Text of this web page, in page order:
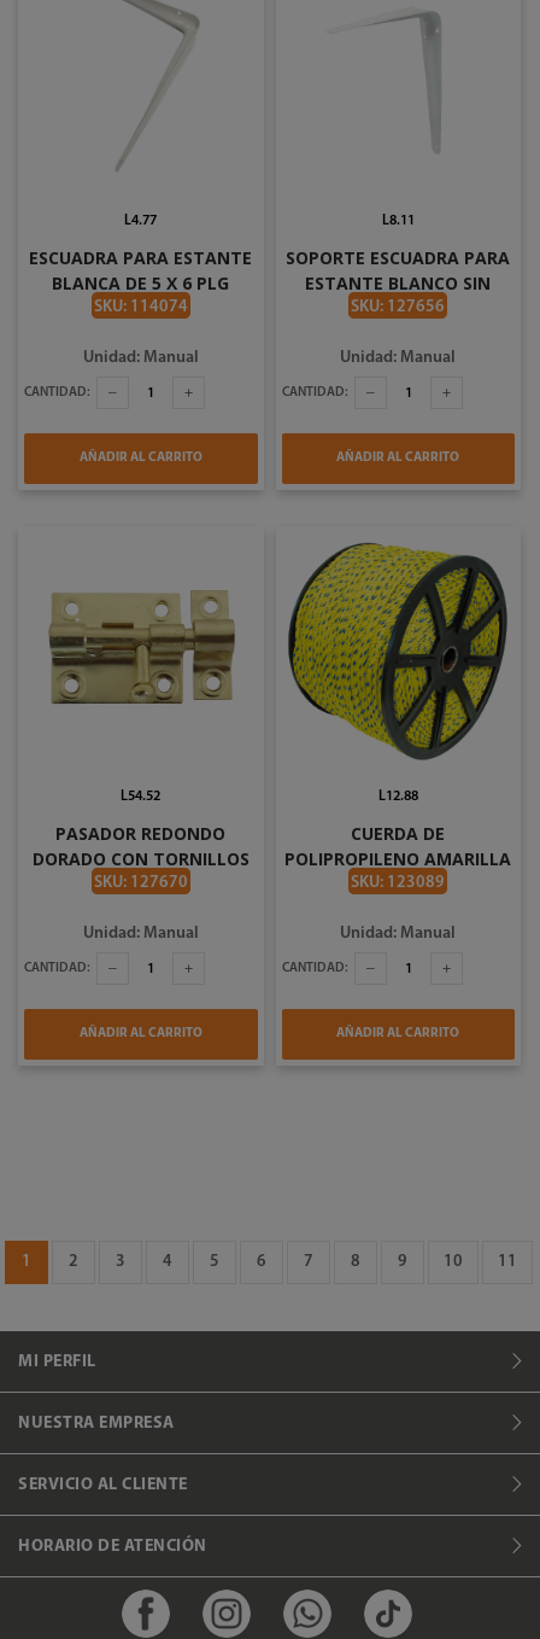
ESCUADRA PARA ESTANTE
BLANCA DE 5 X 6 PLG
TOOLCRAFT TC0919
SKU: 114074
L4.77
Unidad: Manual
CANTIDAD:
AÑADIR AL CARRITO
SOPORTE ESCUADRA PARA
ESTANTE BLANCO SIN
TORNILLOS 4X5PLGX0.8MM
SKU: 127656
L8.11
Unidad: Manual
CANTIDAD:
AÑADIR AL CARRITO
PASADOR REDONDO
DORADO CON TORNILLOS
1.5PLG CHINA
SKU: 127670
L54.52
Unidad: Manual
CANTIDAD:
AÑADIR AL CARRITO
CUERDA DE
POLIPROPILENO AMARILLA
DE 19MM POR PIE CARRETE
SKU: 123089
L12.88
Unidad: Manual
CANTIDAD:
AÑADIR AL CARRITO
1 2 3 4 5 6 7 8 9 10 11
MI PERFIL
NUESTRA EMPRESA
SERVICIO AL CLIENTE
HORARIO DE ATENCIÓN